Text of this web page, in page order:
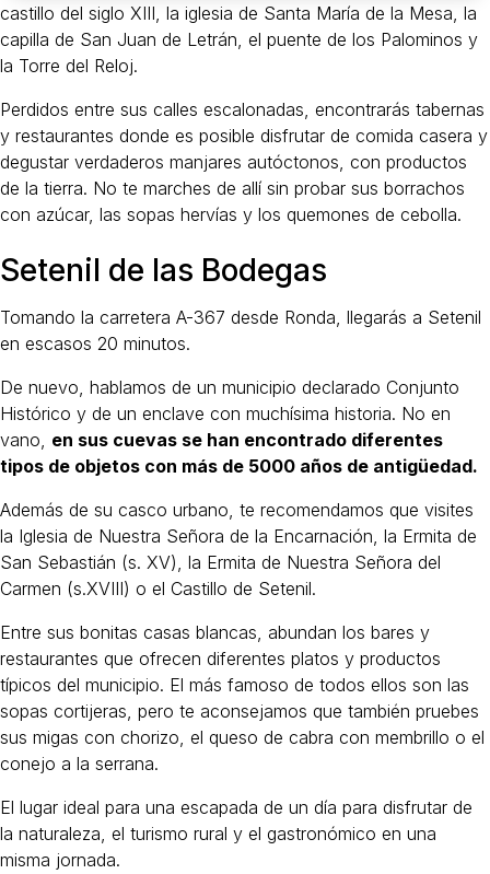
castillo del siglo XIII, la iglesia de Santa María de la Mesa, la
capilla de San Juan de Letrán, el puente de los Palominos y
la Torre del Reloj.
Perdidos entre sus calles escalonadas, encontrarás tabernas
y restaurantes donde es posible disfrutar de comida casera y
degustar verdaderos manjares autóctonos, con productos
de la tierra. No te marches de allí sin probar sus borrachos
con azúcar, las sopas hervías y los quemones de cebolla.
Setenil de las Bodegas
Tomando la carretera A-367 desde Ronda, llegarás a Setenil
en escasos 20 minutos.
De nuevo, hablamos de un municipio declarado Conjunto
Histórico y de un enclave con muchísima historia. No en
vano, en sus cuevas se han encontrado diferentes
tipos de objetos con más de 5000 años de antigüedad.
Además de su casco urbano, te recomendamos que visites
la Iglesia de Nuestra Señora de la Encarnación, la Ermita de
San Sebastián (s. XV), la Ermita de Nuestra Señora del
Carmen (s.XVIII) o el Castillo de Setenil.
Entre sus bonitas casas blancas, abundan los bares y
restaurantes que ofrecen diferentes platos y productos
típicos del municipio. El más famoso de todos ellos son las
sopas cortijeras, pero te aconsejamos que también pruebes
sus migas con chorizo, el queso de cabra con membrillo o el
conejo a la serrana.
El lugar ideal para una escapada de un día para disfrutar de
la naturaleza, el turismo rural y el gastronómico en una
misma jornada.